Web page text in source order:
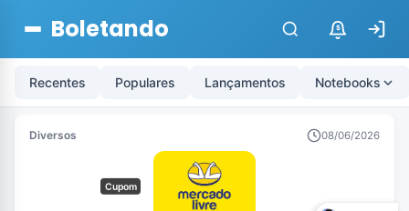
Boletando $
Recentes Populares Lançamentos Notebooks
Diversos 08/06/2026
Cupom